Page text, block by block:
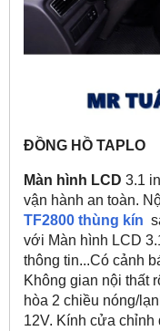
ĐỒNG HỒ TAPLO
Màn hình LCD 3.1
vận hành an toàn.
TF2800 thùng kín
với Màn hình LCD
thông tin...Có cảnh
Không gian nội thất
hòa 2 chiều nóng/
12V. Kính cửa chỉnh